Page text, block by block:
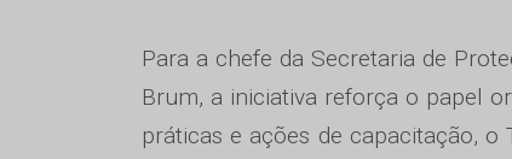
Para a chefe da Secretaria de
Brum, a iniciativa reforça o papel
práticas e ações de capacitação,